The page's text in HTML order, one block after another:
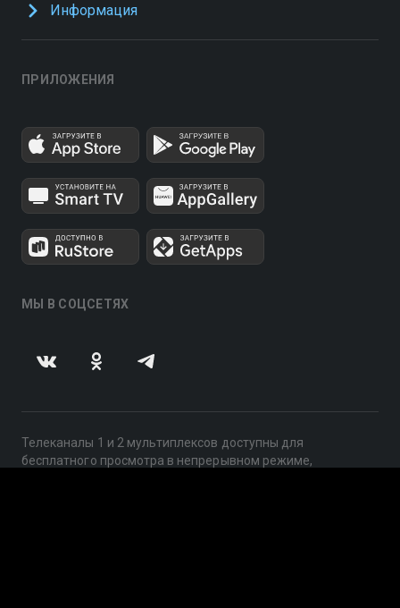
Информация
ПРИЛОЖЕНИЯ
МЫ В СОЦСЕТЯХ
Телеканалы 1 и 2 мультиплексов доступны для
бесплатного просмотра в непрерывном режиме,